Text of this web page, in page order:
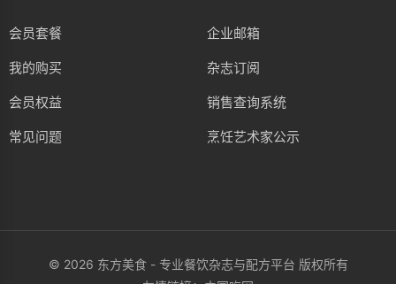
会员套餐
我的购买
会员权益
常见问题
企业邮箱
杂志订阅
销售查询系统
烹饪艺术家公示
© 2026 东方美食 - 专业餐饮杂志与配方平台 版权所有